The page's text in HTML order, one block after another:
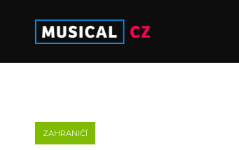
ZAHRANIČÍ